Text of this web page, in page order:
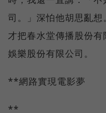
司。」深怕他胡思亂
才把春水堂傳播股份
娛樂股份有限公司。
**網路實現電影夢
**